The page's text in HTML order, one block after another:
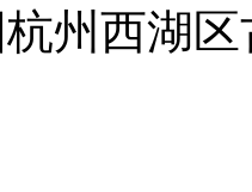
州西湖